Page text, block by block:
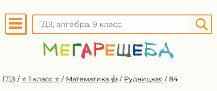
ГДЗ / ⭐️ 1 класс ⭐️ / Математика 👍 / Рудницкая / 84